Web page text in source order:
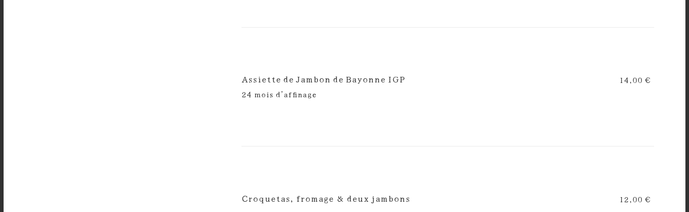
Assiette de Jambon de Bayonne IGP
24 mois d’affinage
14,00 €
Croquetas, fromage & deux jambons 12,00 €